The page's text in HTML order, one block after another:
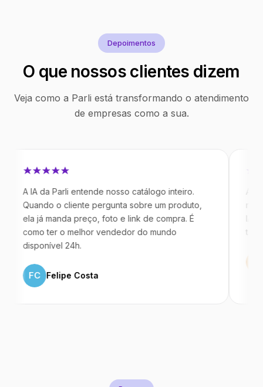
Depoimentos
O que nossos clientes dizem
Veja como a Parli está transformando o atendimento
de empresas como a sua.
da Parli entende nosso catálogo inteiro.
o cliente pergunta sobre um produto,
já manda preço, foto e link de compra. É
ter o melhor vendedor do mundo
24h.
Felipe Costa
Antes da
mandavam
IA atende
temos 40%